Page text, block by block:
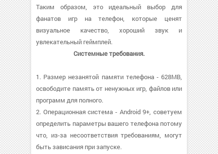
Таким образом, это идеальный выбор для
фанатов игр на телефон, которые ценят
визуальное качество, хороший звук и
увлекательный геймплей.
Системные требования.
1. Размер незанятой памяти телефона - 628MB,
освободите память от ненужных игр, файлов или
программ для полного.
2. Операционная система - Android 9+, советуем
определить параметры вашего телефона потому
что, из-за несоответствия требованиям, могут
быть зависания при запуске.